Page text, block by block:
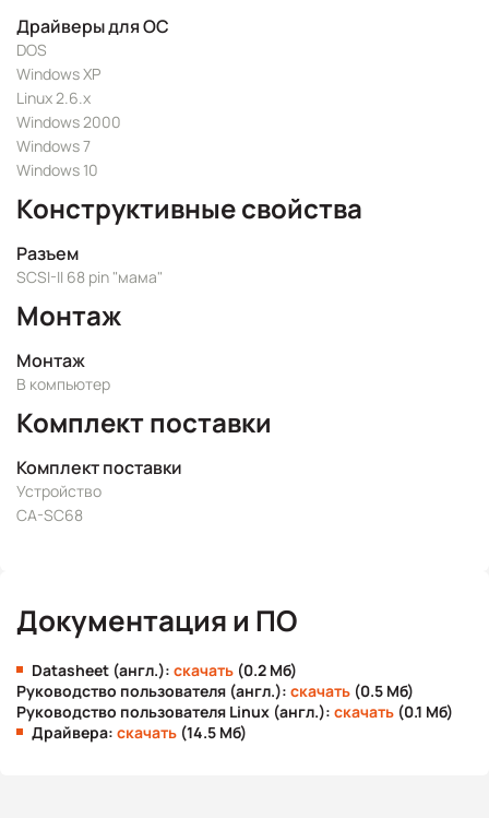
Драйверы для ОС
DOS
Windows XP
Linux 2.6.x
Windows 2000
Windows 7
Windows 10
Конструктивные свойства
Разъем
SCSI-II 68 pin "мама"
Монтаж
Монтаж
В компьютер
Комплект поставки
Комплект поставки
Устройство
CA-SC68
Документация и ПО
Datasheet (англ.): скачать (0.2 Мб)
Руководство пользователя (англ.): скачать (0.5 Мб)
Руководство пользователя Linux (англ.): скачать (0.1 Мб)
Драйвера: скачать (14.5 Мб)